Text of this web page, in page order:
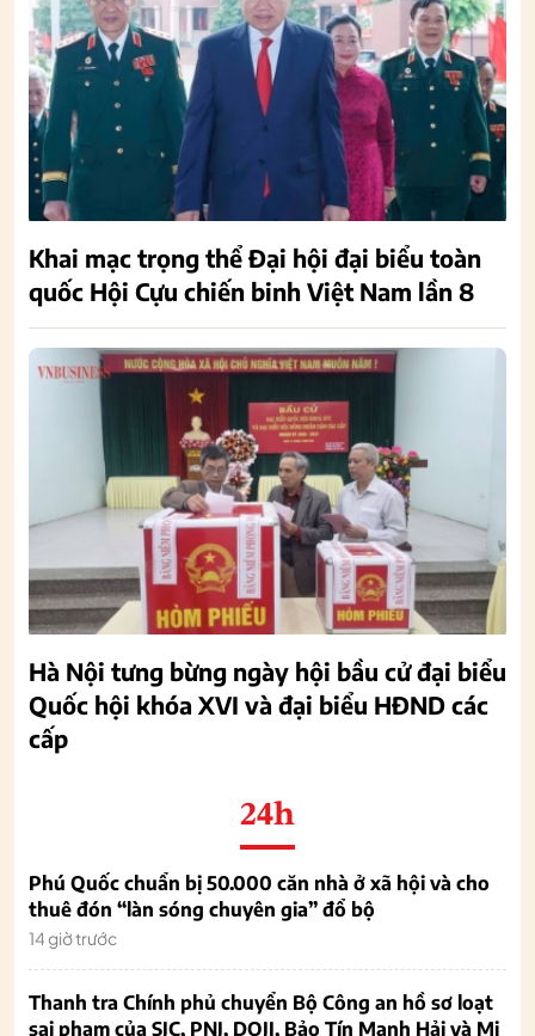
Khai mạc trọng thể Đại hội đại biểu toàn
quốc Hội Cựu chiến binh Việt Nam lần 8
Hà Nội tưng bừng ngày hội bầu cử đại biểu
Quốc hội khóa XVI và đại biểu HĐND các
cấp
24h
Phú Quốc chuẩn bị 50.000 căn nhà ở xã hội và cho
thuê đón “làn sóng chuyên gia” đổ bộ
14 giờ trước
Thanh tra Chính phủ chuyển Bộ Công an hồ sơ loạt
sai phạm của SJC, PNJ, DOJI, Bảo Tín Mạnh Hải và Mi